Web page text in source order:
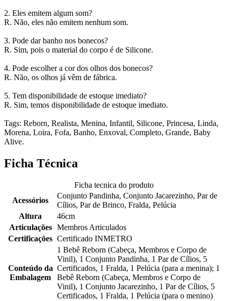
2. Eles emitem algum som?
R. Não, eles não emitem nenhum som.
3. Pode dar banho nos bonecos?
R. Sim, pois o material do corpo é de Silicone.
4. Pode escolher a cor dos olhos dos bonecos?
R. Não, os olhos já vêm de fábrica.
5. Tem disponibilidade de estoque imediato?
R. Sim, temos disponibilidade de estoque imediato.
Tags: Reborn, Realista, Menina, Infantil, Silicone, Princesa, Linda,
Morena, Loira, Fofa, Banho, Enxoval, Completo, Grande, Baby
Alive.
Ficha Técnica
Ficha tecnica do produto
Acessórios
Conjunto Pandinha, Conjunto Jacarezinho, Par de
Cílios, Par de Brinco, Fralda, Pelúcia
Altura
46cm
Articulações
Membros Articulados
Certificações Certificado INMETRO
Conteúdo da
Embalagem
1 Bebê Reborn (Cabeça, Membros e Corpo de
Vinil), 1 Conjunto Pandinha, 1 Par de Cílios, 5
Certificados, 1 Fralda, 1 Pelúcia (para a menina); 1
Bebê Reborn (Cabeça, Membros e Corpo de
Vinil), 1 Conjunto Jacarezinho, 1 Par de Cílios, 5
Certificados, 1 Fralda, 1 Pelúcia (para o menino)